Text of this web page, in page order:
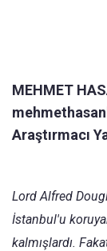
MEHMET
Araştırmacı
Lord Alfred
İstanbul'u
kalmışlardı.